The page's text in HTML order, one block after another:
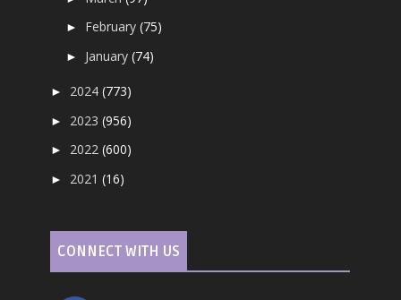
► February(75)
► January(74)
► 2024(773)
► 2023(956)
► 2022(600)
► 2021(16)
CONNECT WITH US